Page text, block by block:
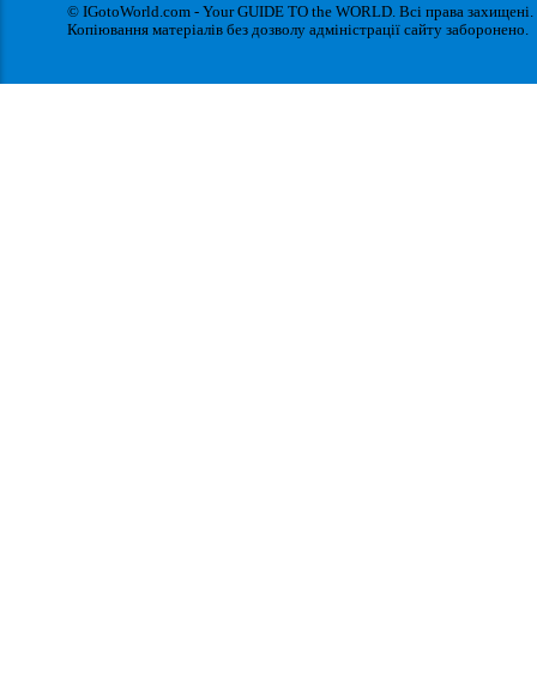
© IGotoWorld.com - Your GUIDE TO the WORLD. Всі права захищені.
Копіювання матеріалів без дозволу адміністрації сайту заборонено.